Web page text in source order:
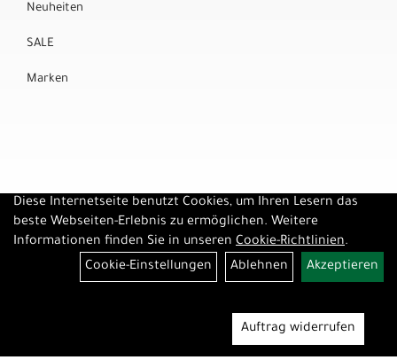
Neuheiten
SALE
Marken
Diese Internetseite benutzt Cookies, um Ihren Lesern das
beste Webseiten-Erlebnis zu ermöglichen. Weitere
Informationen finden Sie in unseren Cookie-Richtlinien.
Cookie-Einstellungen
Ablehnen Akzeptieren
Auftrag widerrufen